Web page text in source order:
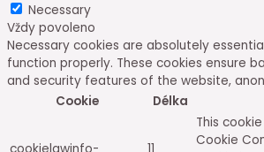
Necessary
Vždy povoleno
Necessary cookies are absolutely
function properly. These cookies ensure
and security features of the website,
Cookie
Délka
cookielawinfo-
11
This
Cookie